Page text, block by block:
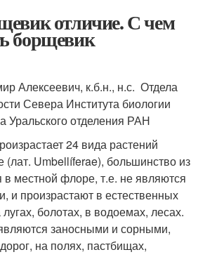
отличие. С чем
борщевик
Алексеевич, к.б.н., н.с. Отдела
Севера Института биологии
Уральского отделения РАН
24 вида растений
(лат. Umbellíferae), большинство из
в местной флоре, т.е. не являются
и произрастают в естественных
болотах, в водоемах, лесах.
заносными и сорными,
на полях, пастбищах,